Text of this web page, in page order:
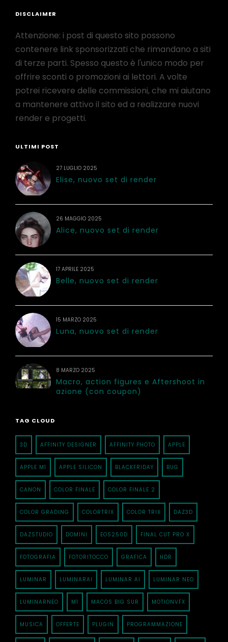
DISCLAIMER
Attenzione: i post di questo sito possono
contenere link sponsorizzati che rimandano a siti
di terze parti. Spesso questo è l'unico modo per
offrire sconti o promozioni ai lettori. A volte
potrei ricevere delle commissioni, che mi aiutano
a mantenere attivo il sito ed a realizzare nuovi
render e progetti.
ULTIMI POST
27 LUGLIO 2025
Elise, nuovo set di render
26 MAGGIO 2025
Alice, nuovo set di render
17 APRILE 2025
Belle, nuovo set di render
15 MARZO 2025
Luna, nuovo set di render
8 MARZO 2025
Macro, action figures e Aftershoot in
azione (con coupon)
TAG CLOUD
3D AFFINITY DESIGNER AFFINITY PHOTO APPLE
APPLE M1 APPLE SILICON BLACKFRIDAY BUG
CANON COLOR FINALE COLOR FINALE 2
COLOR GRADING COLORTRIX COLOR TRIX DAZ3D
DAZSTUDIO DOMINI EOS250D FINAL CUT PRO X
FOTOGRAFIA FOTORITOCCO GRAFICA HDR
LUMINAR LUMINARAI LUMINAR AI LUMINAR NEO
LUMINARNEO M1 MACOS BIG SUR MOTIONVFX
MUSICA OFFERTE PLUGIN PROGRAMMAZIONE